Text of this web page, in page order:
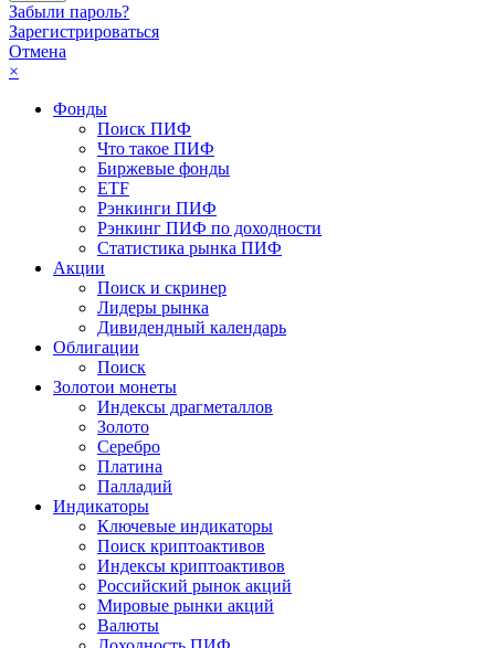
Забыли пароль?
Зарегистрироваться
Отмена
×
Фонды
Поиск ПИФ
Что такое ПИФ
Биржевые фонды
ETF
Рэнкинги ПИФ
Рэнкинг ПИФ по доходности
Статистика рынка ПИФ
Акции
Поиск и скринер
Лидеры рынка
Дивидендный календарь
Облигации
Поиск
Золотои монеты
Индексы драгметаллов
Золото
Серебро
Платина
Палладий
Индикаторы
Ключевые индикаторы
Поиск криптоактивов
Индексы криптоактивов
Российский рынок акций
Мировые рынки акций
Валюты